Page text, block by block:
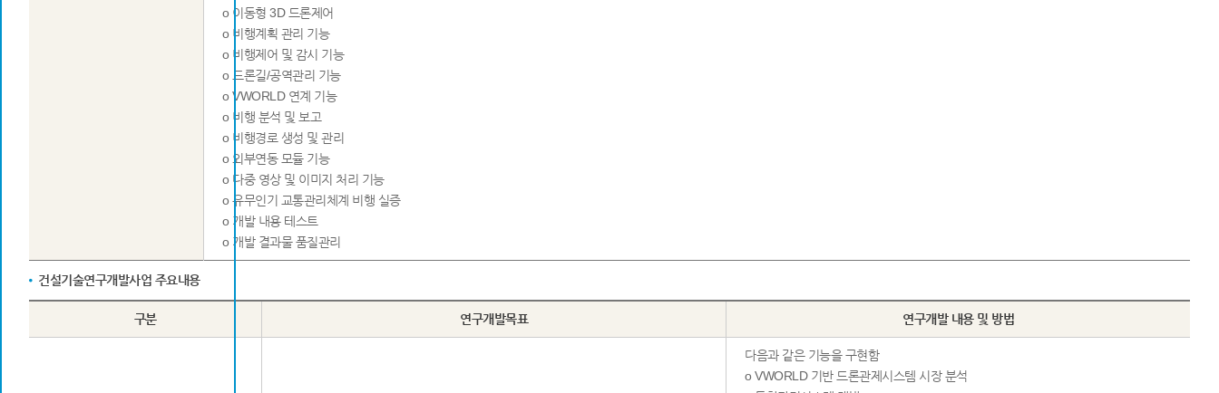
o 이동형 3D 드론제어
o 비행계획 관리 기능
o 비행제어 및 감시 기능
o 드론길/공역관리 기능
o VWORLD 연계 기능
o 비행 분석 및 보고
o 비행경로 생성 및 관리
o 외부연동 모듈 기능
o 다중 영상 및 이미지 처리 기능
o 유무인기 교통관리체계 비행 실증
o 개발 내용 테스트
o 개발 결과물 품질관리
건설기술연구개발사업 주요내용
구분 연구개발목표 연구개발 내용 및 방법
다음과 같은 기능을 구현함
o VWORLD 기반 드론관제시스템 시장 분석